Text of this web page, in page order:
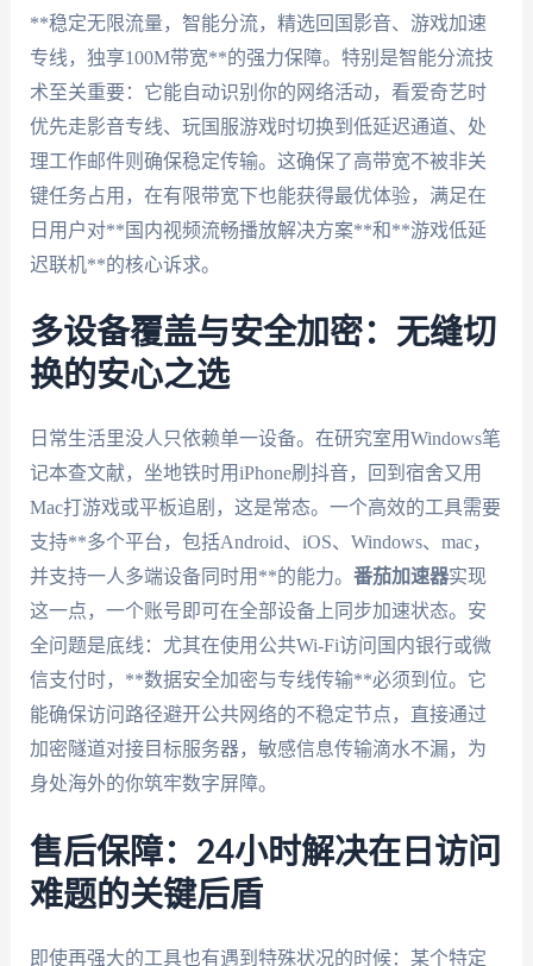
**稳定无限流量，智能分流，精选回国影音、游戏加速
专线，独享100M带宽**的强力保障。特别是智能分流技
术至关重要：它能自动识别你的网络活动，看爱奇艺时
优先走影音专线、玩国服游戏时切换到低延迟通道、处
理工作邮件则确保稳定传输。这确保了高带宽不被非关
键任务占用，在有限带宽下也能获得最优体验，满足在
日用户对**国内视频流畅播放解决方案**和**游戏低延
迟联机**的核心诉求。
多设备覆盖与安全加密：无缝切
换的安心之选
日常生活里没人只依赖单一设备。在研究室用Windows笔
记本查文献，坐地铁时用iPhone刷抖音，回到宿舍又用
Mac打游戏或平板追剧，这是常态。一个高效的工具需要
支持**多个平台，包括Android、iOS、Windows、mac，
并支持一人多端设备同时用**的能力。 番茄加速器实现
这一点，一个账号即可在全部设备上同步加速状态。安
全问题是底线：尤其在使用公共Wi-Fi访问国内银行或微
信支付时，**数据安全加密与专线传输**必须到位。它
能确保访问路径避开公共网络的不稳定节点，直接通过
加密隧道对接目标服务器，敏感信息传输滴水不漏，为
身处海外的你筑牢数字屏障。
售后保障：24小时解决在日访问
难题的关键后盾
即使再强大的工具也有遇到特殊状况的时候：某个特定